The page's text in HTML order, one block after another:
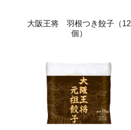
大阪王将 羽根つき餃子（12
個）